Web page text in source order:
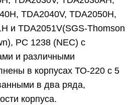
TDA2040V, TDA2050H,
и TDA2051V(SGS-Thomson
PC 1238 (NEC) с
и различными
в корпусах ТО-220 с 5
в два ряда,
корпуса.